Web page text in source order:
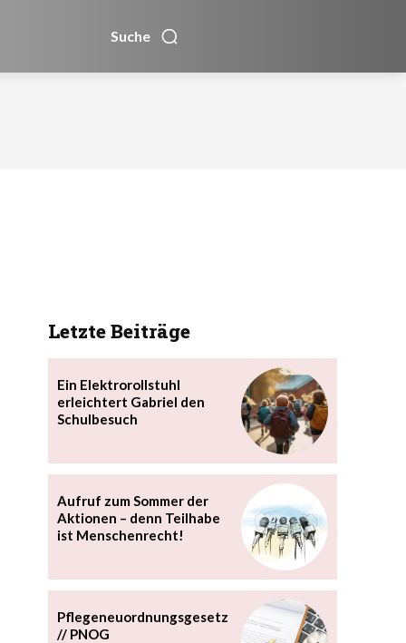
Suche
Letzte Beiträge
Ein Elektrorollstuhl
erleichtert Gabriel den
Schulbesuch
Aufruf zum Sommer der
Aktionen – denn Teilhabe
ist Menschenrecht!
Pflegeneuordnungsgesetz
// PNOG